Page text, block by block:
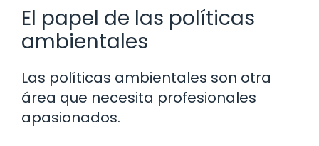
El papel de las políticas
ambientales
Las políticas ambientales son otra
área que necesita profesionales
apasionados.